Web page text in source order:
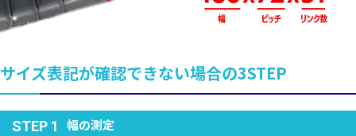
サイズ表記が確認できない場合の3STEP
STEP 1 幅の測定